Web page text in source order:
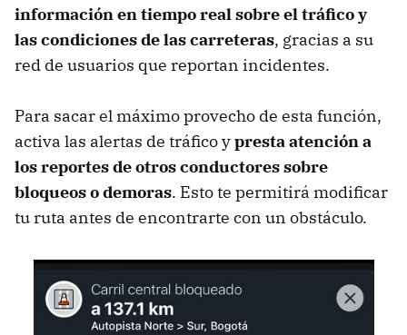
información en tiempo real sobre el tráfico y
las condiciones de las carreteras, gracias a su
red de usuarios que reportan incidentes.
Para sacar el máximo provecho de esta función,
activa las alertas de tráfico ypresta atención a
los reportes de otros conductores sobre
bloqueos o demoras. Esto te permitirá modificar
tu ruta antes de encontrarte con un obstáculo.